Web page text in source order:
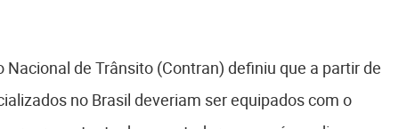
Nacional de Trânsito (Contran) definiu que a partir de
no Brasil deveriam ser equipados com o